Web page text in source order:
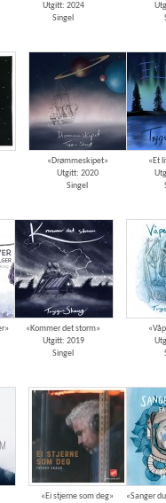
Utgitt: 2024
Singel
«Drømmeskipet»
Utgitt: 2020
Singel
«Et
«Kommer det storm»
Utgitt: 2019
Singel
«Ei stjerne som deg»